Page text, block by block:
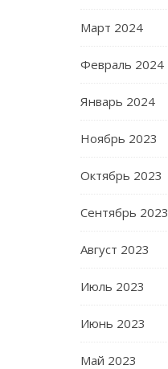
Март 2024
Февраль 2024
Январь 2024
Ноябрь 2023
Октябрь 2023
Сентябрь 2023
Август 2023
Июль 2023
Июнь 2023
Май 2023